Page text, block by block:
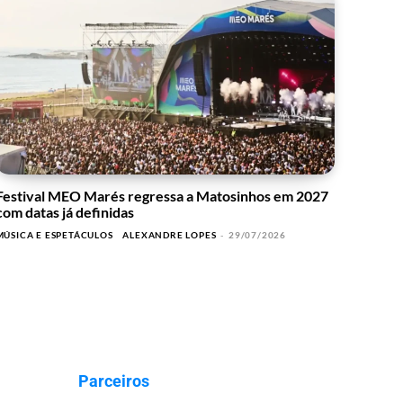
MEO Marés regressa a Matosinhos em 2027
datas já definidas
E ESPETÁCULOS ALEXANDRE LOPES - 29/07/2026
Parceiros